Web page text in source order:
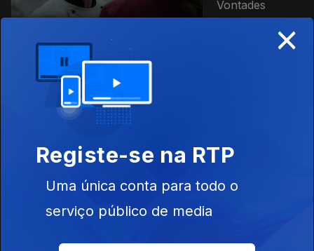
Vontades
×
Registe-se na RTP
Uma única conta para todo o
serviço público de media